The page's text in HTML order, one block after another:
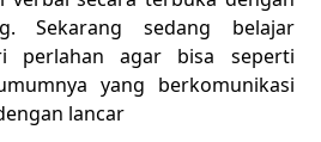
Sekarang sedang belajar
perlahan agar bisa seperti
yang berkomunikasi
lancar